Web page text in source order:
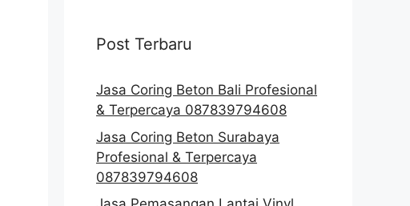
Post Terbaru
Jasa Coring Beton Bali Profesional
& Terpercaya 087839794608
Jasa Coring Beton Surabaya
Profesional & Terpercaya
087839794608